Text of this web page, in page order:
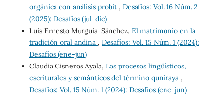
orgánica con análisis probit , Desafíos: Vol. 16 Núm. 2
(2025): Desafíos (jul-dic)
Luis Ernesto Murguía-Sánchez, El matrimonio en la
tradición oral andina , Desafíos: Vol. 15 Núm. 1 (2024):
Desafíos (ene-jun)
Claudia Cisneros Ayala, Los procesos lingüísticos,
escriturales y semánticos del término quniraya ,
Desafíos: Vol. 15 Núm. 1 (2024): Desafíos (ene-jun)